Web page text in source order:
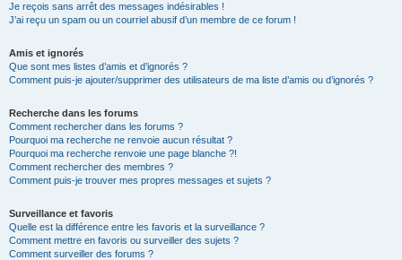
Je reçois sans arrêt des messages indésirables !
J’ai reçu un spam ou un courriel abusif d’un membre de ce forum !
Amis et ignorés
Que sont mes listes d’amis et d’ignorés ?
Comment puis-je ajouter/supprimer des utilisateurs de ma liste d’amis ou d’ignorés ?
Recherche dans les forums
Comment rechercher dans les forums ?
Pourquoi ma recherche ne renvoie aucun résultat ?
Pourquoi ma recherche renvoie une page blanche ?!
Comment rechercher des membres ?
Comment puis-je trouver mes propres messages et sujets ?
Surveillance et favoris
Quelle est la différence entre les favoris et la surveillance ?
Comment mettre en favoris ou surveiller des sujets ?
Comment surveiller des forums ?